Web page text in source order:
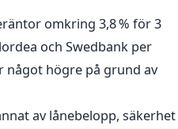
omkring 3,8 % för 3
och Swedbank per
något högre på grund av
av lånebelopp, säkerhet